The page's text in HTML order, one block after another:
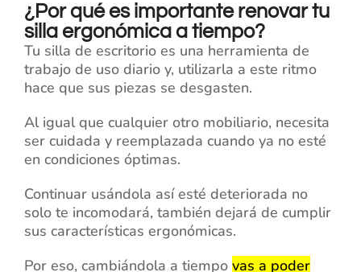
¿Por qué es importante renovar tu
silla ergonómica a tiempo?
Tu silla de escritorio es una herramienta de
trabajo de uso diario y, utilizarla a este ritmo
hace que sus piezas se desgasten.
Al igual que cualquier otro mobiliario, necesita
ser cuidada y reemplazada cuando ya no esté
en condiciones óptimas.
Continuar usándola así esté deteriorada no
solo te incomodará, también dejará de cumplir
sus características ergonómicas.
Por eso, cambiándola a tiempo vas a poder